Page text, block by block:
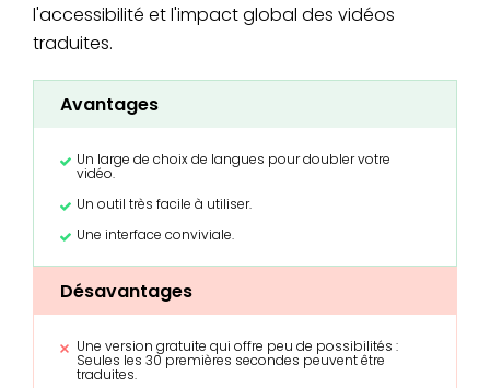
l'accessibilité et l'impact global des vidéos
traduites.
Avantages
Un large de choix de langues pour doubler votre
vidéo.
Un outil très facile à utiliser.
Une interface conviviale.
Désavantages
Une version gratuite qui offre peu de possibilités :
Seules les 30 premières secondes peuvent être
traduites.